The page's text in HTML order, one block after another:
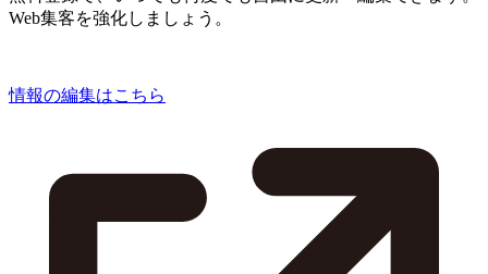
Web集客を強化しましょう。
情報の編集はこちら